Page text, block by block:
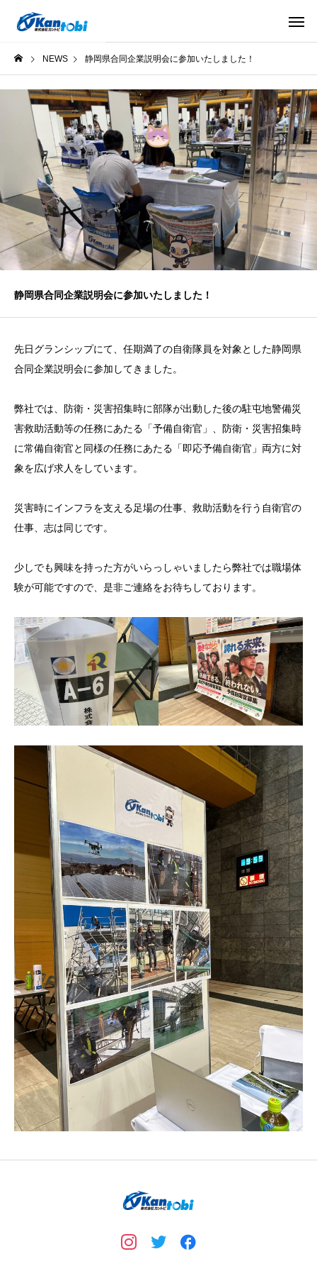
NEWS 静岡県合同企業説明会に参加いたしました！
静岡県合同企業説明会に参加いたしました！
先日グランシップにて、任期満了の自衛隊員を対象とした静岡県
合同企業説明会に参加してきました。
弊社では、防衛・災害招集時に部隊が出動した後の駐屯地警備災
害救助活動等の任務にあたる「予備自衛官」、防衛・災害招集時
に常備自衛官と同様の任務にあたる「即応予備自衛官」両方に対
象を広げ求人をしています。
災害時にインフラを支える足場の仕事、救助活動を行う自衛官の
仕事、志は同じです。
少しでも興味を持った方がいらっしゃいましたら弊社では職場体
験が可能ですので、是非ご連絡をお待ちしております。